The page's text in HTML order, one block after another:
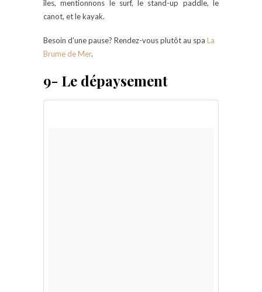
îles, mentionnons le surf, le stand-up paddle, le
canot, et le kayak.
Besoin d’une pause? Rendez-vous plutôt au spa La
Brume de Mer.
9- Le dépaysement